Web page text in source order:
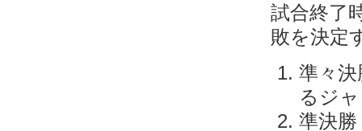
試合終了
敗を決定
準々
るジ
準決